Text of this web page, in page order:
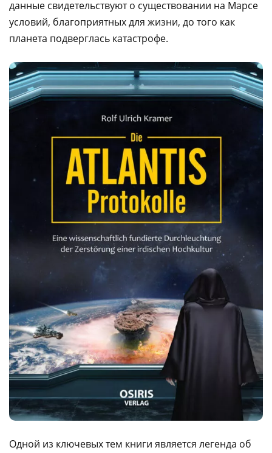
данные свидетельствуют о существовании на Марсе
условий, благоприятных для жизни, до того как
планета подверглась катастрофе.
Одной из ключевых тем книги является легенда об